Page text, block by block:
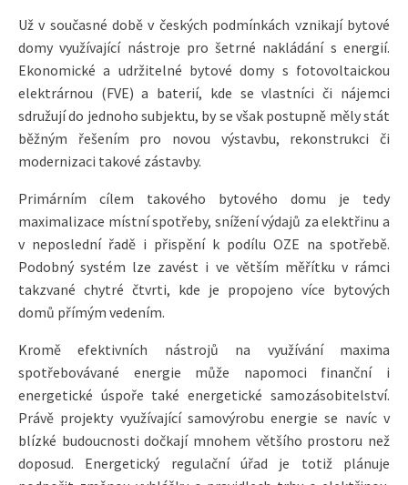
Už v současné době v českých podmínkách vznikají bytové
domy využívající nástroje pro šetrné nakládání s energií.
Ekonomické a udržitelné bytové domy s fotovoltaickou
elektrárnou (FVE) a baterií, kde se vlastníci či nájemci
sdružují do jednoho subjektu, by se však postupně měly stát
běžným řešením pro novou výstavbu, rekonstrukci či
modernizaci takové zástavby.
Primárním cílem takového bytového domu je tedy
maximalizace místní spotřeby, snížení výdajů za elektřinu a
v neposlední řadě i přispění k podílu OZE na spotřebě.
Podobný systém lze zavést i ve větším měřítku v rámci
takzvané chytré čtvrti, kde je propojeno více bytových
domů přímým vedením.
Kromě efektivních nástrojů na využívání maxima
spotřebovávané energie může napomoci finanční i
energetické úspoře také energetické samozásobitelství.
Právě projekty využívající samovýrobu energie se navíc v
blízké budoucnosti dočkají mnohem většího prostoru než
doposud. Energetický regulační úřad je totiž plánuje